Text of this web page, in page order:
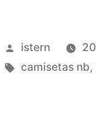
Publicado
por
istern
Etiquetas:
camisetas nb,